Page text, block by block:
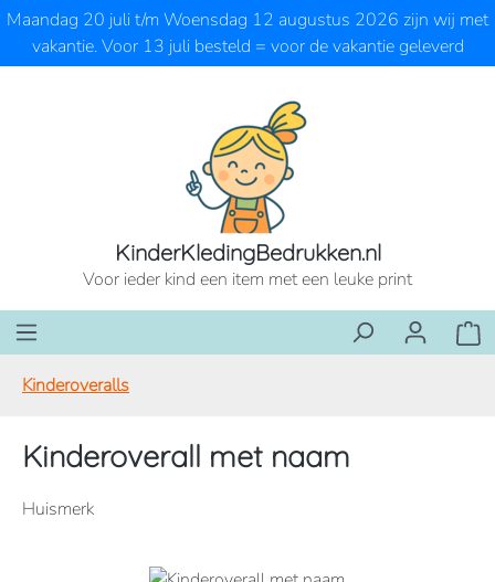
Ga naar de hoofdinhoud
Maandag 20 juli t/m Woensdag 12 augustus 2026 zijn wij met
vakantie. Voor 13 juli besteld = voor de vakantie geleverd
KinderKledingBedrukken.nl
Voor ieder kind een item met een leuke print
Kinderoveralls
Kinderoverall met naam
Huismerk